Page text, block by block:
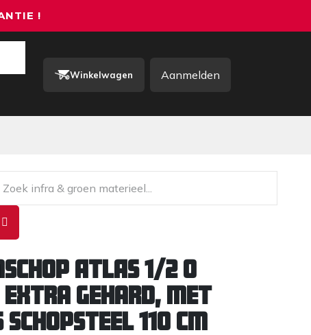
!
Winkelwagen Aanmelden
ATLAS 1/2 0
extra gehard, met
schopsteel 110 cm